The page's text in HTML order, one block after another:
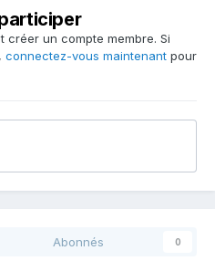
créer un compte membre. Si
connectez-vous maintenant pour
Abonnés 0